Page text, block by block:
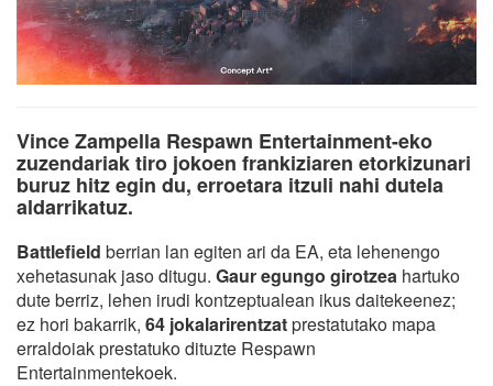
Vince Zampella Respawn Entertainment-eko
zuzendariak tiro jokoen frankiziaren etorkizunari
buruz hitz egin du, erroetara itzuli nahi dutela
aldarrikatuz.
Battlefield berrian lan egiten ari da EA, eta lehenengo
xehetasunak jaso ditugu. Gaur egungo girotzea hartuko
dute berriz, lehen irudi kontzeptualean ikus daitekeenez;
ez hori bakarrik, 64 jokalarirentzatprestatutako mapa
erraldoiak prestatuko dituzte Respawn
Entertainmentekoek.